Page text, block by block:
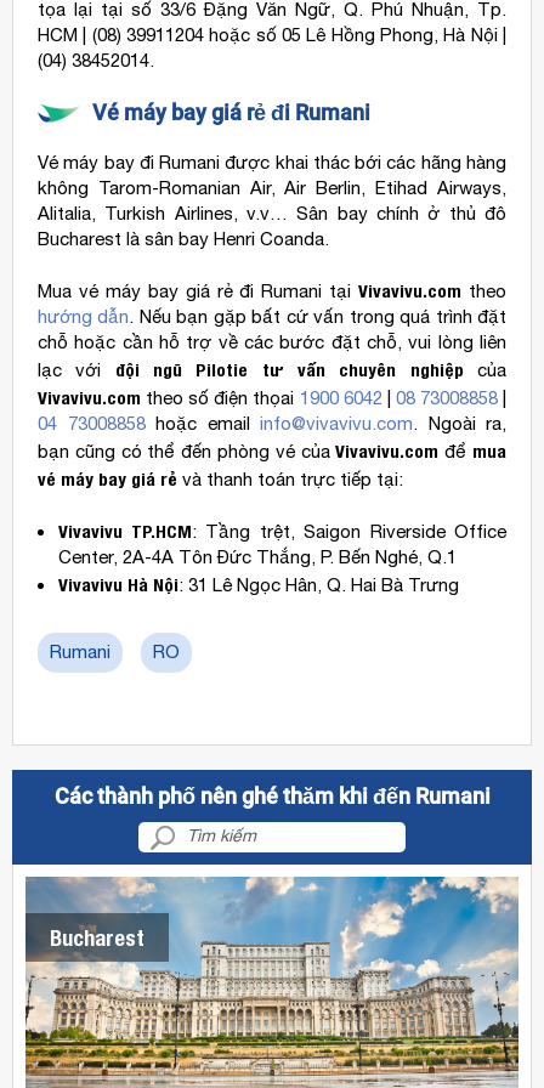
tọa lại tại số 33/6 Đặng Văn Ngữ, Q. Phú Nhuận, Tp.
HCM | (08) 39911204 hoặc số 05 Lê Hồng Phong, Hà Nội |
(04) 38452014.
Vé máy bay giá rẻ đi Rumani
Vé máy bay đi Rumani được khai thác bới các hãng hàng
không Tarom-Romanian Air, Air Berlin, Etihad Airways,
Alitalia, Turkish Airlines, v.v… Sân bay chính ở thủ đô
Bucharest là sân bay Henri Coanda.
Mua vé máy bay giá rẻ đi Rumani tạiVivavivu.com theo
hướng dẫn. Nếu bạn gặp bất cứ vấn trong quá trình đặt
chỗ hoặc cần hỗ trợ về các bước đặt chỗ, vui lòng liên
lạc với đội ngũ Pilotie tư vấn chuyên nghiệp của
Vivavivu.com theo số điện thọai 1900 6042 | 08 73008858|
04 73008858hoặc email info@vivavivu.com. Ngoài ra,
bạn cũng có thể đến phòng vé củaVivavivu.com để mua
vé máy bay giá rẻ và thanh toán trực tiếp tại:
Vivavivu TP.HCM: Tầng trệt, Saigon Riverside Office
Center, 2A-4A Tôn Đức Thắng, P. Bến Nghé, Q.1
Vivavivu Hà Nội: 31 Lê Ngọc Hân, Q. Hai Bà Trưng
Rumani RO
Các thành phố nên ghé thăm khi đến Rumani
Bucharest
Vé
máy
bay
đi
Bucharest